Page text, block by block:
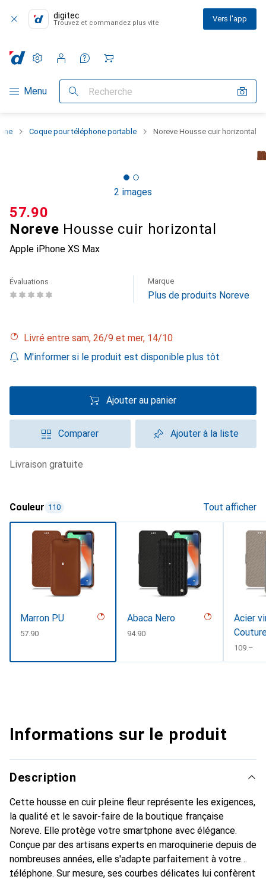
digitec
Trouvez et commandez plus vite Vers l'app
Navigation par catégorie
Menu Recherche
Paramètres
Compte client
Listes de comparaison
Listes d'envies
Panier
Coque pour téléphone portable Noreve Housse cuir horizontal
2 images
Noreve Housse cuir horizontal
Apple iPhone XS Max
CHF
57.90
Évaluations Marque
Plus de produits Noreve
Livré entre sam, 26/9 et mer, 14/10
M'informer si le produit est disponible plus tôt
Ajouter au panier
Comparer Ajouter à la liste
livraison gratuite
Couleur 110 Tout afficher
Marron PU
CHF
57.90
Abaca Nero
CHF
94.90
Acier
CHF
109.–
Informations sur le produit
Description
Cette housse en cuir pleine fleur représente les exigences,
la qualité et le savoir-faire de la boutique française
Noreve. Elle protège votre smartphone avec élégance.
Conçue par des artisans experts en maroquinerie depuis de
nombreuses années, elle s'adapte parfaitement à votre
téléphone. Sur mesure, ses courbes délicates lui confèrent